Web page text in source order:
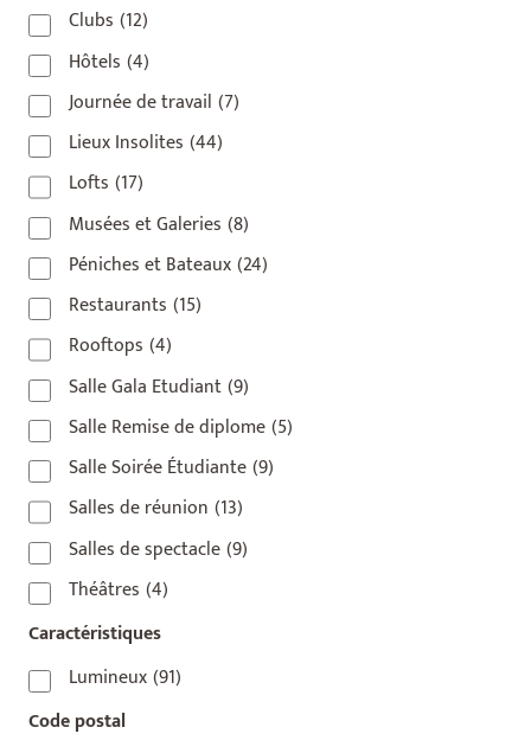
Clubs (12)
Hôtels (4)
Journée de travail (7)
Lieux Insolites (44)
Lofts (17)
Musées et Galeries (8)
Péniches et Bateaux(24)
Restaurants (15)
Rooftops (4)
Salle Gala Etudiant(9)
Salle Remise de diplome(5)
Salle Soirée Étudiante(9)
Salles de réunion (13)
Salles de spectacle(9)
Théâtres (4)
Caractéristiques
Lumineux(91)
Code postal